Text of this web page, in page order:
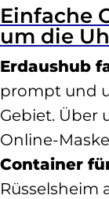
Einfache
um die
Erdaushub
prompt und
Gebiet. Über
Online-
Container
Rüsselsheim